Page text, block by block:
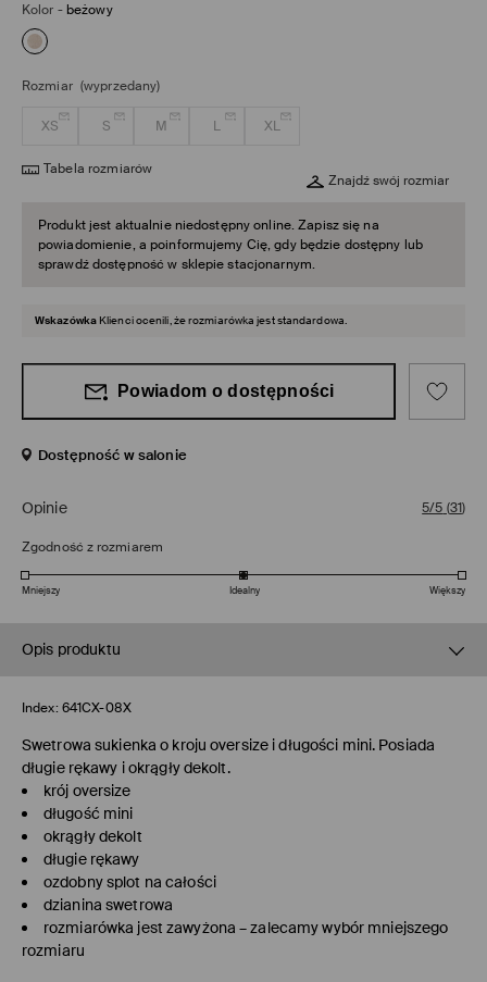
Kolor - beżowy
Rozmiar (wyprzedany)
XS S M L XL
Tabela rozmiarów
Znajdź swój rozmiar
Produkt jest aktualnie niedostępny online. Zapisz się na
powiadomienie, a poinformujemy Cię, gdy będzie dostępny lub
sprawdź dostępność w sklepie stacjonarnym.
Wskazówka Klienci ocenili, że rozmiarówka jest standardowa.
Powiadom o dostępności
Dostępność w salonie
Opinie 5/5 (31)
Zgodność z rozmiarem
Mniejszy Idealny Większy
Opis produktu
Index: 641CX-08X
Swetrowa sukienka o kroju oversize i długości mini. Posiada
długie rękawy i okrągły dekolt.
krój oversize
długość mini
okrągły dekolt
długie rękawy
ozdobny splot na całości
dzianina swetrowa
rozmiarówka jest zawyżona – zalecamy wybór mniejszego
rozmiaru